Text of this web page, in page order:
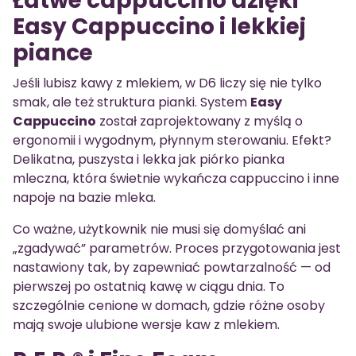
Easy Cappuccino i lekkiej
piance
Jeśli lubisz kawy z mlekiem, w D6 liczy się nie tylko
smak, ale też struktura pianki. System Easy
Cappuccino został zaprojektowany z myślą o
ergonomii i wygodnym, płynnym sterowaniu. Efekt?
Delikatna, puszysta i lekka jak piórko pianka
mleczna, która świetnie wykańcza cappuccino i inne
napoje na bazie mleka.
Co ważne, użytkownik nie musi się domyślać ani
„zgadywać” parametrów. Proces przygotowania jest
nastawiony tak, by zapewniać powtarzalność — od
pierwszej po ostatnią kawę w ciągu dnia. To
szczególnie cenione w domach, gdzie różne osoby
mają swoje ulubione wersje kaw z mlekiem.